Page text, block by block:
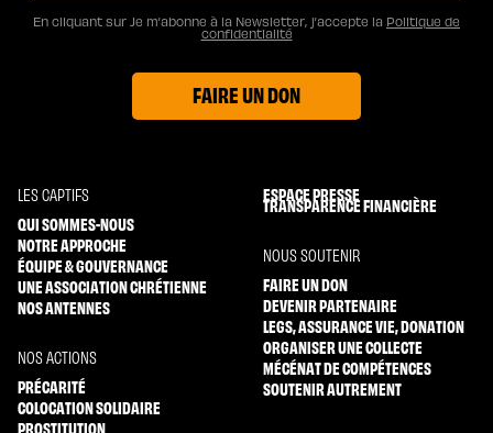
En cliquant sur Je m’abonne à la Newsletter, j’accepte la Politique de
confidentialité
FAIRE UN DON
LES CAPTIFS
QUI SOMMES-NOUS
NOTRE APPROCHE
ÉQUIPE & GOUVERNANCE
UNE ASSOCIATION CHRÉTIENNE
NOS ANTENNES
NOS ACTIONS
PRÉCARITÉ
COLOCATION SOLIDAIRE
PROSTITUTION
ESPACE PRESSE
TRANSPARENCE FINANCIÈRE
NOUS SOUTENIR
FAIRE UN DON
DEVENIR PARTENAIRE
LEGS, ASSURANCE VIE, DONATION
ORGANISER UNE COLLECTE
MÉCÉNAT DE COMPÉTENCES
SOUTENIR AUTREMENT